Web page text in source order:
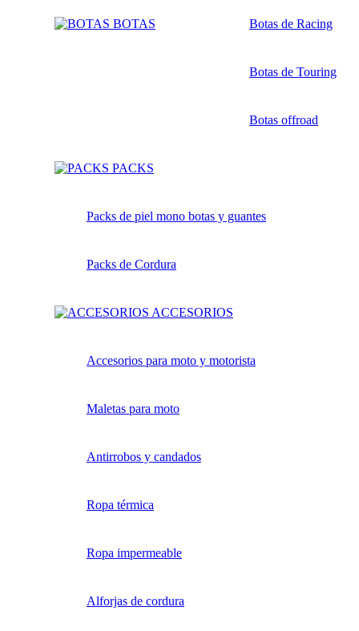
BOTAS Botas de Racing
Botas de Touring
Botas offroad
PACKS
Packs de piel mono botas y guantes
Packs de Cordura
ACCESORIOS
Accesorios para moto y motorista
Maletas para moto
Antirrobos y candados
Ropa térmica
Ropa impermeable
Alforjas de cordura